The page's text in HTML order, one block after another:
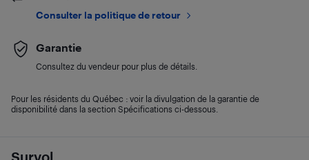
Survol
Consulter la politique de retour
Garantie
Consultez du vendeur pour plus de détails.
Pour les résidents du Québec : voir la divulgation de la garantie de
disponibilité dans la section Spécifications ci-dessous.